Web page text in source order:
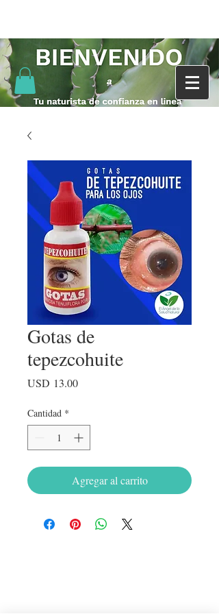
Gotas de
tepezcohuite
USD 13.00Precio
Cantidad *
Agregar al carrito